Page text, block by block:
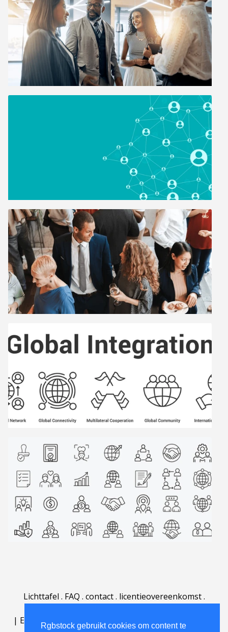
Rgbstock gebruikt cookies om content te
Lichttafel . FAQ . contact. licentieovereenkomst.
| English | Deutsch Español | Português